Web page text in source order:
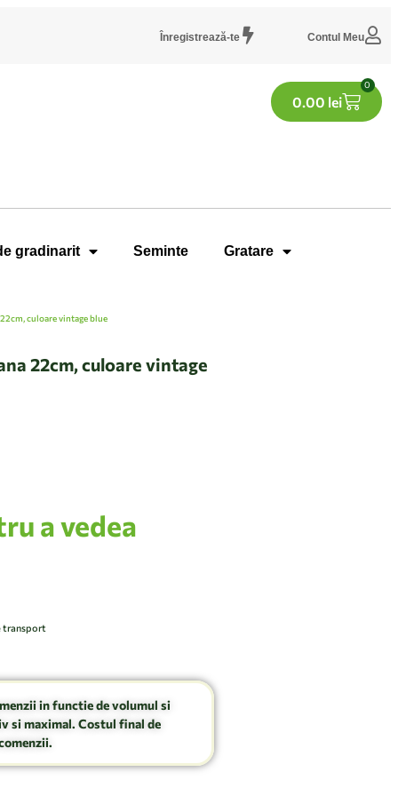
Înregistrează-te Contul Meu
0.00 lei
0
gradinarit Seminte Gratare
culoare vintage blue
22cm, culoare vintage
a vedea
transport
in functie de volumul si
si maximal. Costul final de